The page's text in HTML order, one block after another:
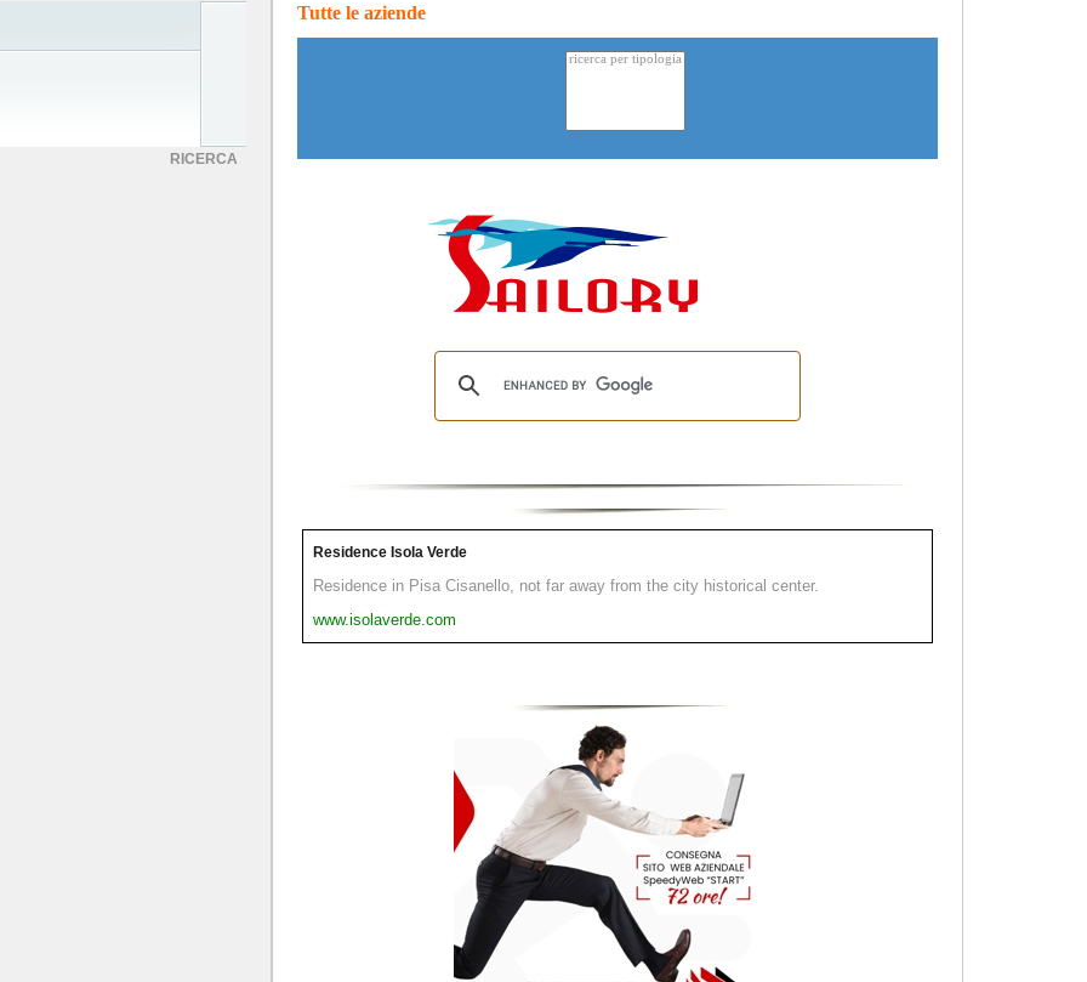
RICERCA
Tutte le aziende
Residence Isola Verde
Residence in Pisa Cisanello, not far away from the city historical center.
www.isolaverde.com